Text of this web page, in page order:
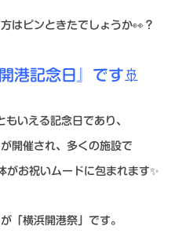
はピンときたでしょうか👀？
港記念日』です🚢
いえる記念日であり、
開催され、多くの施設で
がお祝いムードに包まれます✨
「横浜開港祭」 です。